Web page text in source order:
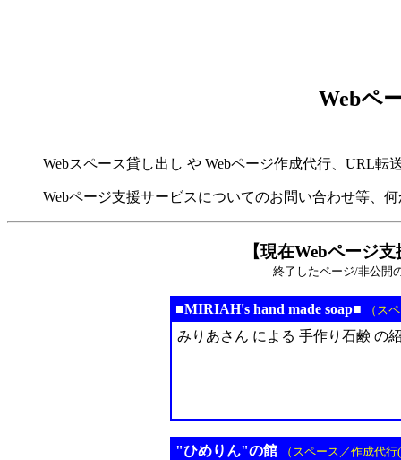
Webペ
Webスペース貸し出し や Webページ作成代行、URL転
Webページ支援サービスについてのお問い合わせ等、
【現在Webページ
終了したページ/非公開
■MIRIAH's hand made soap■ （ス
みりあさん による 手作り石鹸 の
"ひめりん"の館 （スペース／作成代